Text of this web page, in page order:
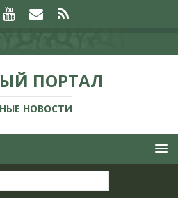
ПОРТАЛ
НОВОСТИ